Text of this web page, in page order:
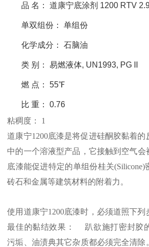
品 名： 道康宁底涂剂 1200 RTV
单双组份： 单组份
化学成分： 石脑油
类 别： 易燃液体, UN1993, PG II
燃 点： 55℉
比 重： 0.76
粘稠度： 1
道康宁1200底漆是将促进硅酮胶黏着的
中的一个溶液型产品，它接触到空气会
底漆能促进特定的单组份桂关(Silicone)
砖石和金属等建筑材料的附着力。
使用道康宁1200底漆时，必须道照下
最佳的黏结效果： 趴欲施打密封胶
污垢、油渍典其它杂质都必须完全清除